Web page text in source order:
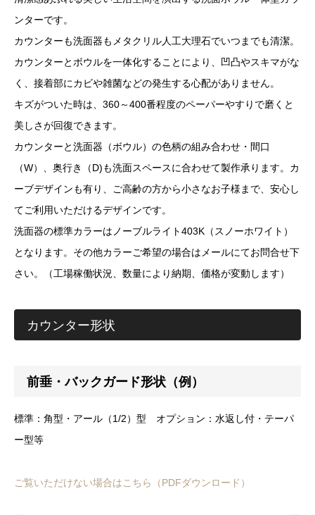
※下記フォームは簡単なご質問にお使い下さい。
お名前 (必須)
メールアドレス (必須)
商品名
メッセージ本文
ファイル添付
ンターです。
カウンターも洗面器もメタクリル人工大理石でいつまでも清潔。
カウンターとボウルを一体化することにより、凹凸やスキマがな
く、接着部にカビや雑菌などの発生する心配がありません。
キズがついた時は、360～400番程度のペーパーやすりで磨くと
美しさが回復できます。
カウンターと洗面器（ボウル）の色柄の組み合わせ・間口
（W）、奥行き（D)も洗面スペースに合わせて製作承ります。カ
ーブデザインも有り、ご高齢の方から小さなお子様まで、安心し
てご利用いただけるデザインです。
洗面器の標準カラーはノーブルライト403K（スノーホワイト）
となります。その他カラーご希望の場合はメールにてお問合せ下
さい。（工場稼働状況、数量により納期、価格が変動します）
カウンター形状
前垂・バックガード形状（例）
標準：角型・アール（1/2）型 オプション：水返し付・テーパ
ー型等
ご覧いただけない場合はこちら（PDFダウンロード）